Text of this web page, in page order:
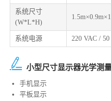
系统尺寸
(W*L*H)
系统电源 220 VAC / 50
小型尺寸显示器光学测
手机显示
平板显示